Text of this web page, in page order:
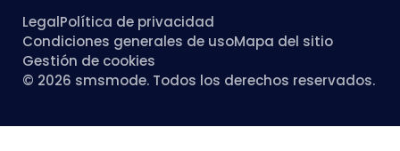
© 2026 smsmode. Todos los derechos reservados.
LegalPolítica de privacidad
Condiciones generales de usoMapa del sitio
Gestión de cookies